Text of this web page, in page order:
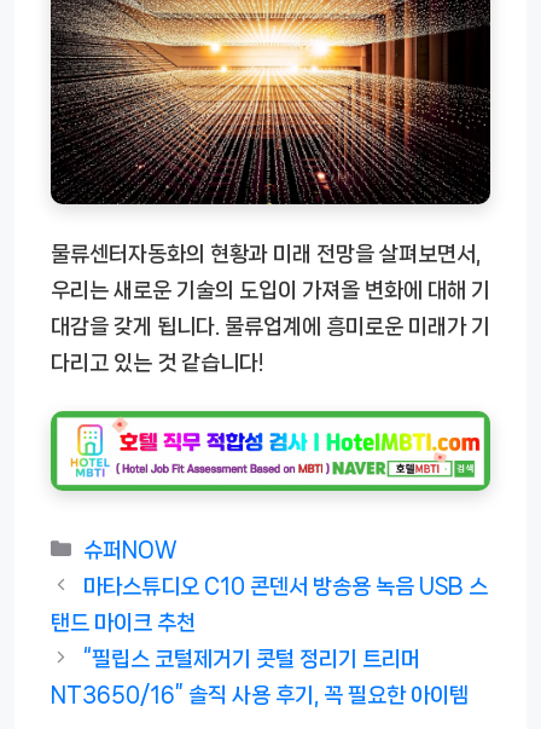
물류센터자동화의 현황과 미래 전망을 살펴보면서,
우리는 새로운 기술의 도입이 가져올 변화에 대해 기
대감을 갖게 됩니다. 물류업계에 흥미로운 미래가 기
다리고 있는 것 같습니다!
카
테
리
슈퍼NOW
마타스튜디오 C10 콘덴서 방송용 녹음 USB 스
탠드 마이크 추천
“필립스 코털제거기 콧털 정리기 트리머
NT3650/16” 솔직 사용 후기, 꼭 필요한 아이템